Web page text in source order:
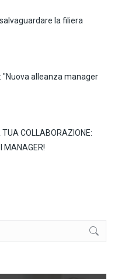
la filiera
"Nuova alleanza manager
TUA COLLABORAZIONE:
MANAGER!